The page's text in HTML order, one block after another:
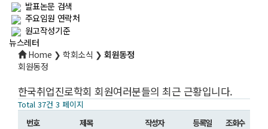
발표논문 검색
주요임원 연락처
원고작성기준
뉴스레터
Home ❯ 학회소식 ❯회원동정
회원동정
한국취업진로학회 회원여러분들의 최근 근황입니다.
Total 37건 3 페이지
번호
제목 작성자 등록일 조회수